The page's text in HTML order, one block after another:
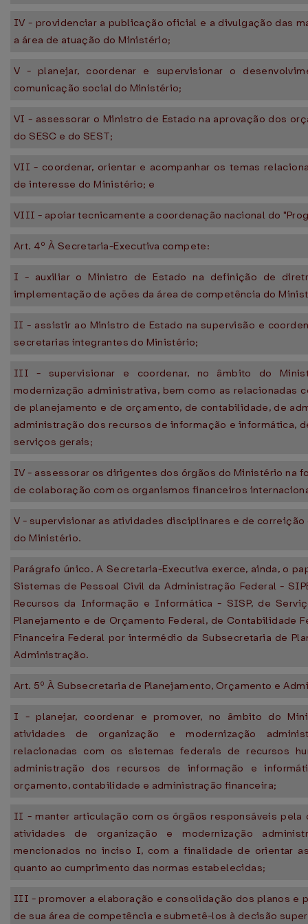
IV - providenciar a publicação oficial e a divulgação das
a área de atuação do Ministério;
V - planejar, coordenar e supervisionar o
comunicação social do Ministério;
VI - assessorar o Ministro de Estado na aprovação dos
do SESC e do SEST;
VII - coordenar, orientar e acompanhar os temas
de interesse do Ministério; e
VIII - apoiar tecnicamente a coordenação nacional do
Art. 4º À Secretaria-Executiva compete:
I - auxiliar o Ministro de Estado na definição de
implementação de ações da área de competência do
II - assistir ao Ministro de Estado na supervisão e
secretarias integrantes do Ministério;
III - supervisionar e coordenar, no âmbito do
modernização administrativa, bem como as relacionadas
de planejamento e de orçamento, de contabilidade, de
administração dos recursos de informação e informática,
serviços gerais;
IV - assessorar os dirigentes dos órgãos do Ministério na
de colaboração com os organismos financeiros
V - supervisionar as atividades disciplinares e de
do Ministério.
Parágrafo único. A Secretaria-Executiva exerce, ainda, o
Sistemas de Pessoal Civil da Administração Federal -
Recursos da Informação e Informática - SISP, de
Planejamento e de Orçamento Federal, de Contabilidade
Financeira Federal por intermédio da Subsecretaria de
Administração.
Art. 5º À Subsecretaria de Planejamento, Orçamento e
I - planejar, coordenar e promover, no âmbito do
atividades de organização e modernização
relacionadas com os sistemas federais de recursos
administração dos recursos de informação e
orçamento, contabilidade e administração financeira;
II - manter articulação com os órgãos responsáveis pela
atividades de organização e modernização
mencionados no inciso I, com a finalidade de orientar
quanto ao cumprimento das normas estabelecidas;
III - promover a elaboração e consolidação dos planos e
de sua área de competência e submetê-los à decisão